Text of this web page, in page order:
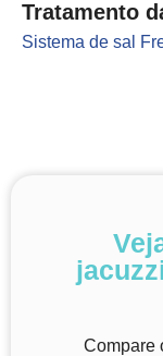
Tratamento
Sistema de sal
Compare